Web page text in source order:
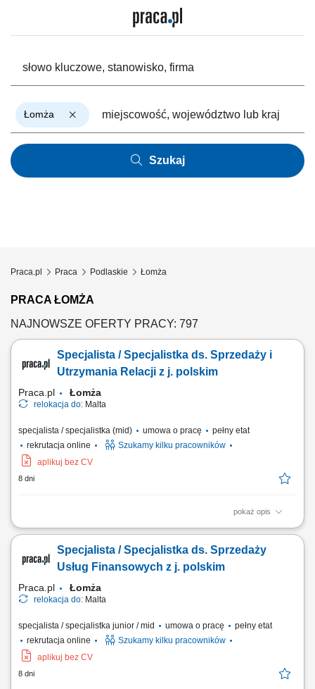
Łomża
Szukaj
Praca.pl Praca Podlaskie Łomża
PRACA ŁOMŻA
NAJNOWSZE OFERTY PRACY: 797
Specjalista / Specjalistka ds. Sprzedaży i
Utrzymania Relacji z j. polskim
Praca.pl Łomża
relokacja do: Malta
specjalista / specjalistka (mid) umowa o pracę
pełny etat
rekrutacja online
Szukamy kilku pracowników
aplikuj bez CV
8 dni
pokaż opis
Zakres obowiązków: Kontakt telefoniczny z klientami zainteresowanymi
Przedstawianie i sprzedaż usług z obszaru finansów, w tym szkoleń z
edukacji finansowej. Dosprzedaż dodatkowych produktów i usług.
Specjalista / Specjalistka ds. Sprzedaży
Usług Finansowych z j. polskim
Praca.pl Łomża
relokacja do: Malta
specjalista / specjalistka junior / mid umowa o pracę
pełny etat
rekrutacja online
Szukamy kilku pracowników
aplikuj bez CV
8 dni